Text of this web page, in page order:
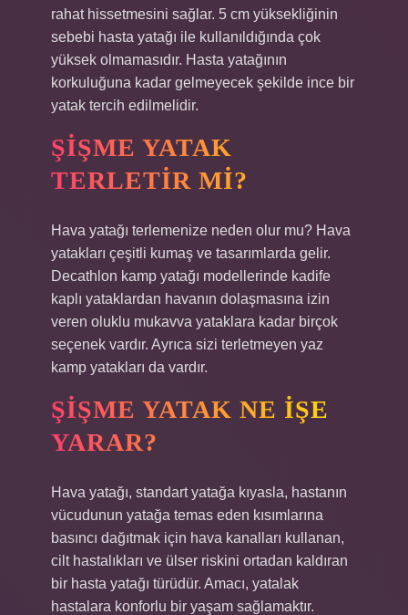
rahat hissetmesini sağlar. 5 cm yüksekliğinin
sebebi hasta yatağı ile kullanıldığında çok
yüksek olmamasıdır. Hasta yatağının
korkuluğuna kadar gelmeyecek şekilde ince bir
yatak tercih edilmelidir.
ŞIŞME YATAK
TERLETIR MI?
Hava yatağı terlemenize neden olur mu? Hava
yatakları çeşitli kumaş ve tasarımlarda gelir.
Decathlon kamp yatağı modellerinde kadife
kaplı yataklardan havanın dolaşmasına izin
veren oluklu mukavva yataklara kadar birçok
seçenek vardır. Ayrıca sizi terletmeyen yaz
kamp yatakları da vardır.
ŞIŞME YATAK NE IŞE
YARAR?
Hava yatağı, standart yatağa kıyasla, hastanın
vücudunun yatağa temas eden kısımlarına
basıncı dağıtmak için hava kanalları kullanan,
cilt hastalıkları ve ülser riskini ortadan kaldıran
bir hasta yatağı türüdür. Amacı, yatalak
hastalara konforlu bir yaşam sağlamaktır.